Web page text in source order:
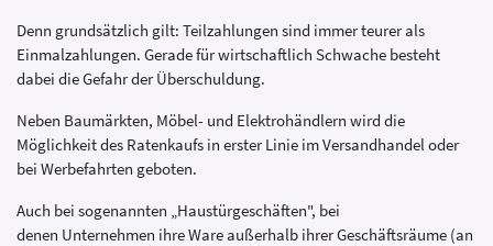
Denn grundsätzlich gilt: Teilzahlungen sind immer teurer als
Einmalzahlungen. Gerade für wirtschaftlich Schwache besteht
dabei die Gefahr der Überschuldung.
Neben Baumärkten, Möbel- und Elektrohändlern wird die
Möglichkeit des Ratenkaufs in erster Linie im Versandhandel oder
bei Werbefahrten geboten.
Auch bei sogenannten „Haustürgeschäften", bei
denen Unternehmen ihre Ware außerhalb ihrer Geschäftsräume (an